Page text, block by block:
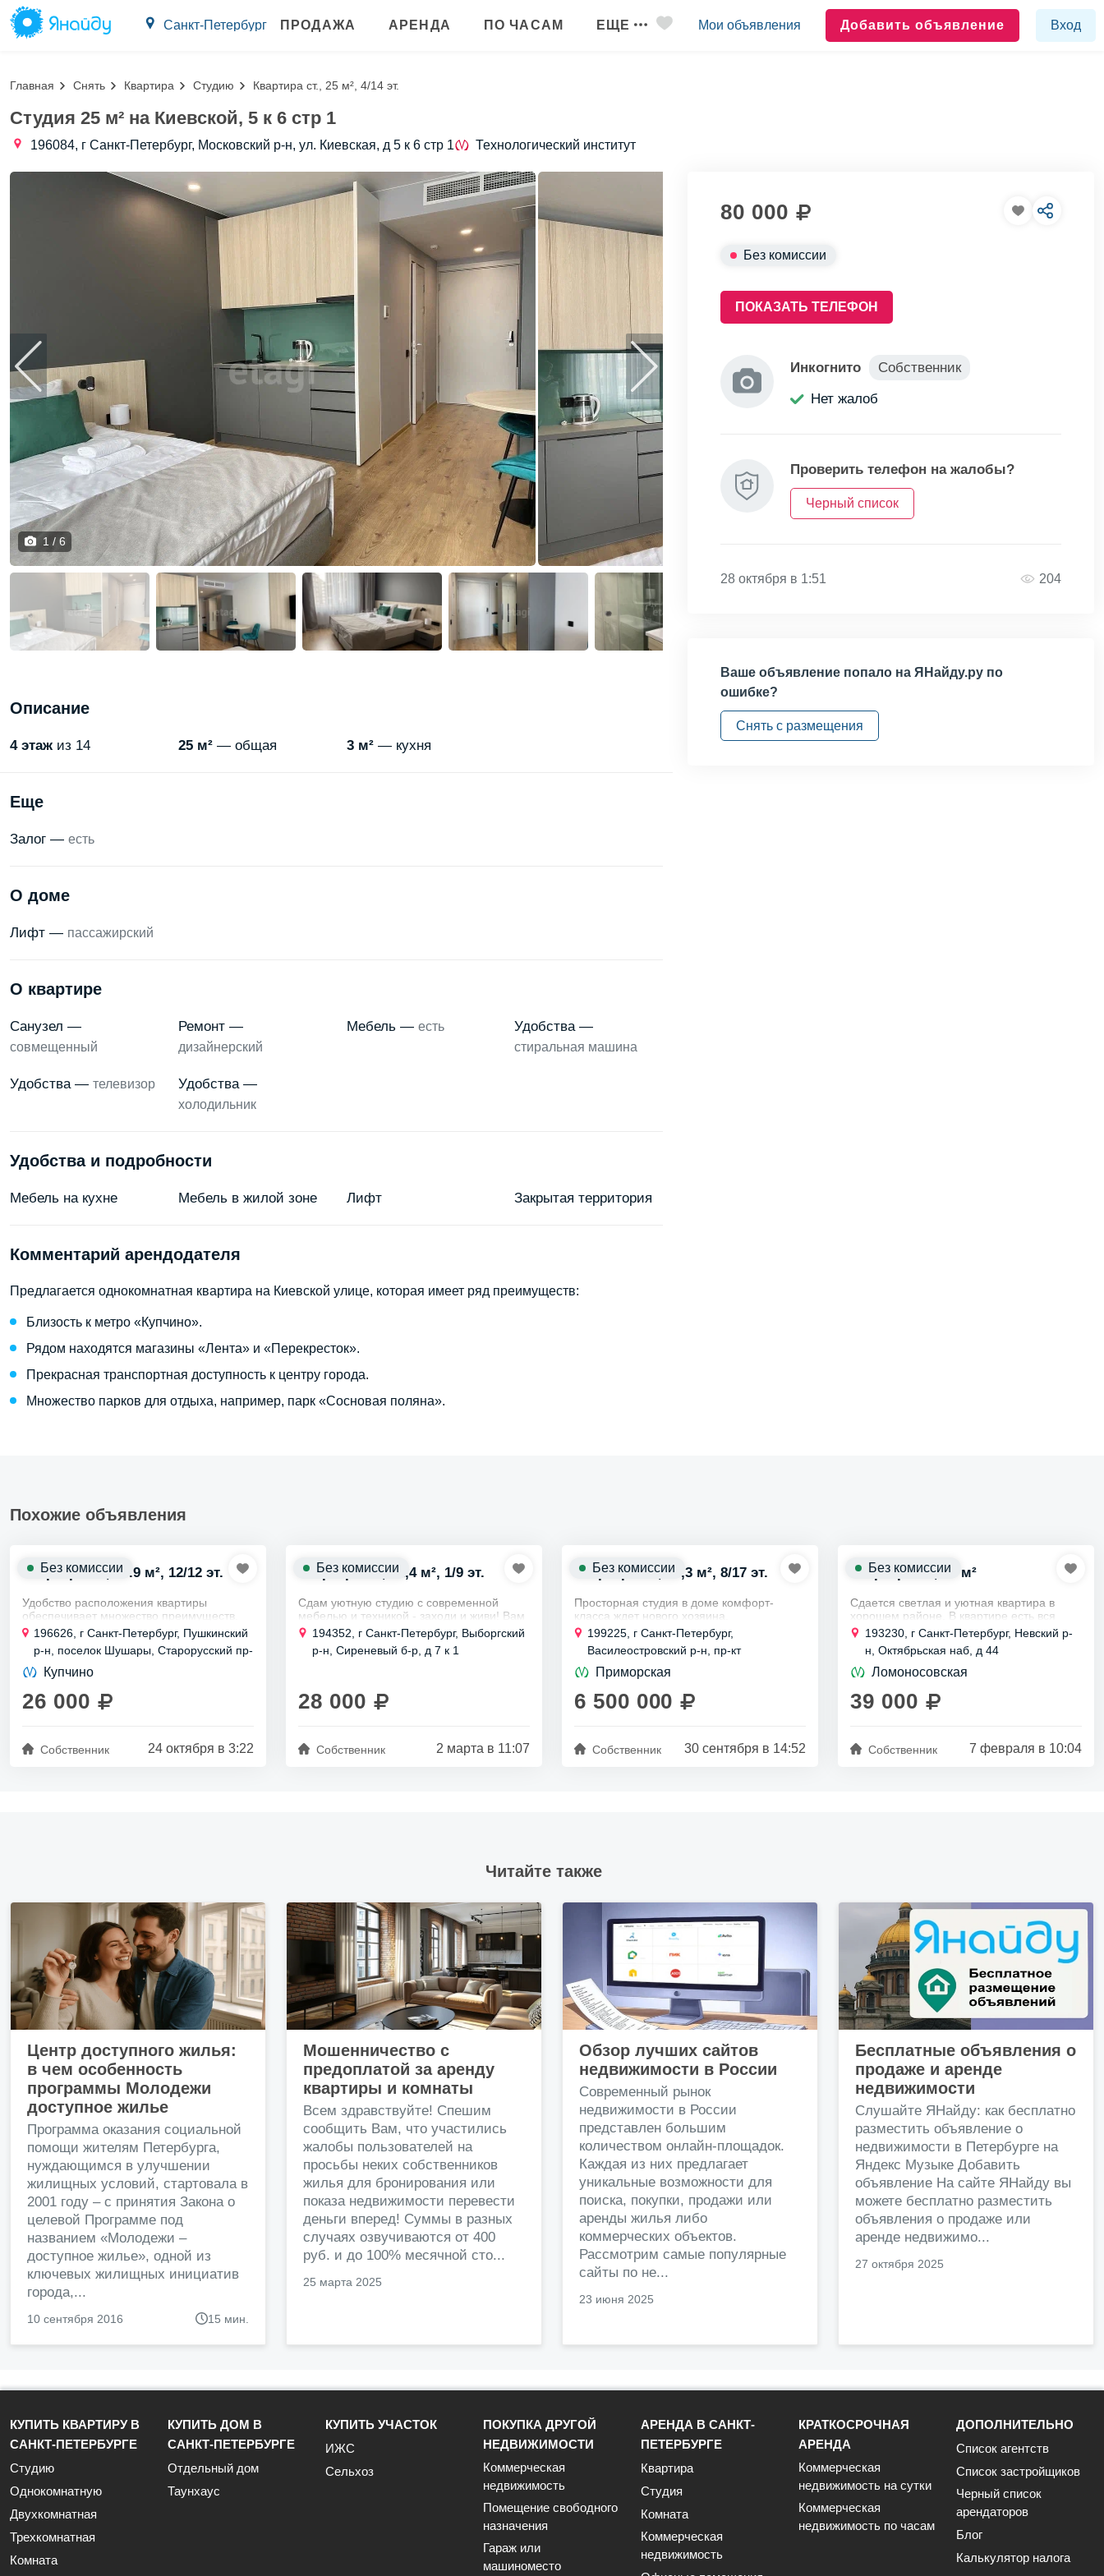
Санкт-Петербург ПРОДАЖА АРЕНДА ПО ЧАСАМ ЕЩЕ Мои объявления Добавить объявление Вход
Главная Снять Квартира Студию Квартира ст., 25 м², 4/14 эт.
Студия 25 м² на Киевской, 5 к 6 стр 1
196084, г Санкт-Петербург, Московский р-н, ул. Киевская, д 5 к 6 стр 1 Технологический институт
1 / 6
80 000
Без комиссии
ПОКАЗАТЬ ТЕЛЕФОН
Инкогнито
Собственник
Нет жалоб
Проверить телефон на жалобы?
Черный список
28 октября в 1:51 204
Ваше объявление попало на ЯНайду.ру по
ошибке?
Снять с размещения
Описание
4 этаж из 14 25 м²— общая 3 м²— кухня
Еще
Залог — есть
О доме
Лифт — пассажирский
О квартире
Санузел —
совмещенный
Ремонт —
дизайнерский
Мебель — есть Удобства —
стиральная машина
Удобства — телевизор Удобства —
холодильник
Удобства и подробности
Мебель на кухне Мебель в жилой зоне Лифт Закрытая территория
Комментарий арендодателя
Предлагается однокомнатная квартира на Киевской улице, которая имеет ряд преимуществ:
Близость к метро «Купчино».
Рядом находятся магазины «Лента» и «Перекресток».
Прекрасная транспортная доступность к центру города.
Множество парков для отдыха, например, парк «Сосновая поляна».
Похожие объявления
Квартира ст., 18.9 м², 12/12 эт.
Удобство расположения квартиры
обеспечивает множество преимуществ.
Близость к ТРК "Мега Дыбенко".
Удобный выезд на КАД и Московское
шоссе.
Развита...
196626, г Санкт-Петербург, Пушкинский
р-н, поселок Шушары, Старорусский пр-
кт, д 3 к 2 стр 1
Купчино
26 000
Собственник 24 октября в 3:22
Без комиссии Квартира ст., 12,4 м², 1/9 эт.
Сдам уютную студию с современной
мебелью и техникой - заходи и живи! Вам
не нужно тратить деньги и время на
обустройство: все уже есть!
Удобный...
194352, г Санкт-Петербург, Выборгский
р-н, Сиреневый б-р, д 7 к 1
28 000
Собственник 2 марта в 11:07
Без комиссии Квартира ст., 20,3 м², 8/17 эт.
Просторная студия в доме комфорт-
класса ждет нового хозяина.
Здесь выполнен качественный ремонт, а
современная отделка добавляет уют.
В комплекте остаются все...
199225, г Санкт-Петербург,
Василеостровский р-н, пр-кт
Крузенштерна, д 4
Приморская
6 500 000
Собственник 30 сентября в 14:52
Без комиссии Квартира ст., 23 м²
Сдается светлая и уютная квартира в
хорошем районе. В квартире есть вся
необходимое для вашей комфортной
жизни : мебель и техника:
Холодильник, стиральная машина,...
193230, г Санкт-Петербург, Невский р-
н, Октябрьская наб, д 44
Ломоносовская
39 000
Собственник 7 февраля в 10:04
Без комиссии
Читайте также
Центр доступного жилья:
в чем особенность
программы Молодежи
доступное жилье
Программа оказания социальной
помощи жителям Петербурга,
нуждающимся в улучшении
жилищных условий, стартовала в
2001 году – с принятия Закона о
целевой Программе под
названием «Молодежи –
доступное жилье», одной из
ключевых жилищных инициатив
города,...
10 сентября 2016 15 мин.
Мошенничество с
предоплатой за аренду
квартиры и комнаты
Всем здравствуйте! Спешим
сообщить Вам, что участились
жалобы пользователей на
просьбы неких собственников
жилья для бронирования или
показа недвижимости перевести
деньги вперед! Суммы в разных
случаях озвучиваются от 400
руб. и до 100% месячной сто...
25 марта 2025
Обзор лучших сайтов
недвижимости в России
Современный рынок
недвижимости в России
представлен большим
количеством онлайн-площадок.
Каждая из них предлагает
уникальные возможности для
поиска, покупки, продажи или
аренды жилья либо
коммерческих объектов.
Рассмотрим самые популярные
сайты по не...
23 июня 2025
Бесплатные объявления о
продаже и аренде
недвижимости
Слушайте ЯНайду: как бесплатно
разместить объявление о
недвижимости в Петербурге на
Яндекс Музыке Добавить
объявление На сайте ЯНайду вы
можете бесплатно разместить
объявления о продаже или
аренде недвижимо...
27 октября 2025
КУПИТЬ КВАРТИРУ В
САНКТ-ПЕТЕРБУРГЕ
Студию
Однокомнатную
Двухкомнатная
Трехкомнатная
Комната
КУПИТЬ ДОМ В
САНКТ-ПЕТЕРБУРГЕ
Отдельный дом
Таунхаус
КУПИТЬ УЧАСТОК
ИЖС
Сельхоз
ПОКУПКА ДРУГОЙ
НЕДВИЖИМОСТИ
Коммерческая
недвижимость
Помещение свободного
назначения
Гараж или
машиноместо
АРЕНДА В САНКТ-
ПЕТЕРБУРГЕ
Квартира
Студия
Комната
Коммерческая
недвижимость
КРАТКОСРОЧНАЯ
АРЕНДА
Коммерческая
недвижимость на сутки
Коммерческая
недвижимость по часам
ДОПОЛНИТЕЛЬНО
Список агентств
Список застройщиков
Черный список
арендаторов
Блог
Калькулятор налога